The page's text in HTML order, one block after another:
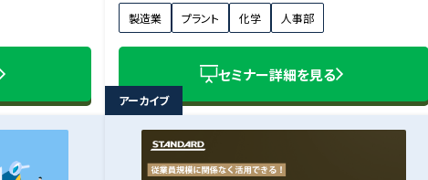
製造業 プラント 化学 人事部
セミナー詳細を見る
アーカイブ